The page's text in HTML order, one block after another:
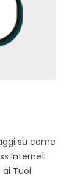
su come
Internet
Tuoi